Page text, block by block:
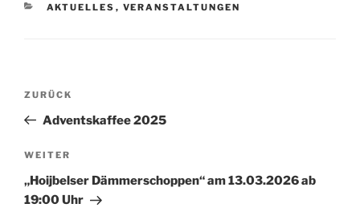
AKTUELLES , VERANSTALTUNGEN
ZURÜCK
Adventskaffee 2025
WEITER
„Hoijbelser Dämmerschoppen“ am 13.03.2026 ab
19:00 Uhr